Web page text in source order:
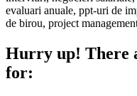
evaluari anuale, ppt-uri de
de birou, project
Hurry up! There
for: